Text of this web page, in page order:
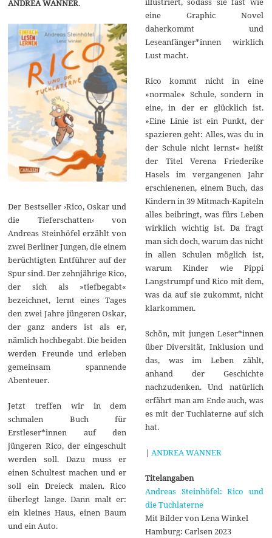
ANDREA WANNER.
Der Bestseller ›Rico, Oskar und
die Tieferschatten‹ von
Andreas Steinhöfel erzählt von
zwei Berliner Jungen, die einem
berüchtigten Entführer auf der
Spur sind. Der zehnjährige Rico,
der sich als »tiefbegabt«
bezeichnet, lernt eines Tages
den zwei Jahre jüngeren Oskar,
der ganz anders ist als er,
nämlich hochbegabt. Die beiden
werden Freunde und erleben
gemeinsam spannende
Abenteuer.
Jetzt treffen wir in dem
schmalen Buch für
Erstleser*innen auf den
jüngeren Rico, der eingeschult
werden soll. Dazu muss er
einen Schultest machen und er
soll ein Dreieck malen. Rico
überlegt lange. Dann malt er:
ein kleines Haus, einen Baum
und ein Auto.
eine Graphic Novel
daherkommt und
Leseanfänger*innen wirklich
Lust macht.
Rico kommt nicht in eine
»normale« Schule, sondern in
eine, in der er glücklich ist.
»Eine Linie ist ein Punkt, der
spazieren geht: Alles, was du in
der Schule nicht lernst« heißt
der Titel Verena Friederike
Hasels im vergangenen Jahr
erschienenen, einem Buch, das
Kindern in 39 Mitmach-Kapiteln
alles beibringt, was fürs Leben
wirklich wichtig ist. Da fragt
man sich doch, warum das nicht
in allen Schulen möglich ist,
warum Kinder wie Pippi
Langstrumpf und Rico mit dem,
was da auf sie zukommt, nicht
klarkommen.
Schön, mit jungen Leser*innen
über Diversität, Inklusion und
das, was im Leben zählt,
anhand der Geschichte
nachzudenken. Und natürlich
erfährt man am Ende auch, was
es mit der Tuchlaterne auf sich
hat.
| ANDREA WANNER
Titelangaben
Andreas Steinhöfel: Rico und
die Tuchlaterne
Mit Bilder von Lena Winkel
Hamburg: Carlsen 2023